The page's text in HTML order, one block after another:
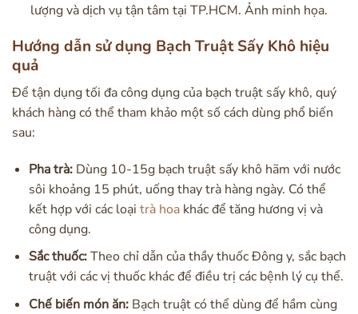
lượng và dịch vụ tận tâm tại TP.HCM. Ảnh minh họa.
Hướng dẫn sử dụng Bạch Truật Sấy Khô hiệu
quả
Để tận dụng tối đa công dụng của bạch truật sấy khô, quý
khách hàng có thể tham khảo một số cách dùng phổ biến
sau:
Pha trà:Dùng 10-15g bạch truật sấy khô hãm với nước
sôi khoảng 15 phút, uống thay trà hàng ngày. Có thể
kết hợp với các loại trà hoakhác để tăng hương vị và
công dụng.
Sắc thuốc:Theo chỉ dẫn của thầy thuốc Đông y, sắc bạch
truật với các vị thuốc khác để điều trị các bệnh lý cụ thể.
Chế biến món ăn:Bạch truật có thể dùng để hầm cùng